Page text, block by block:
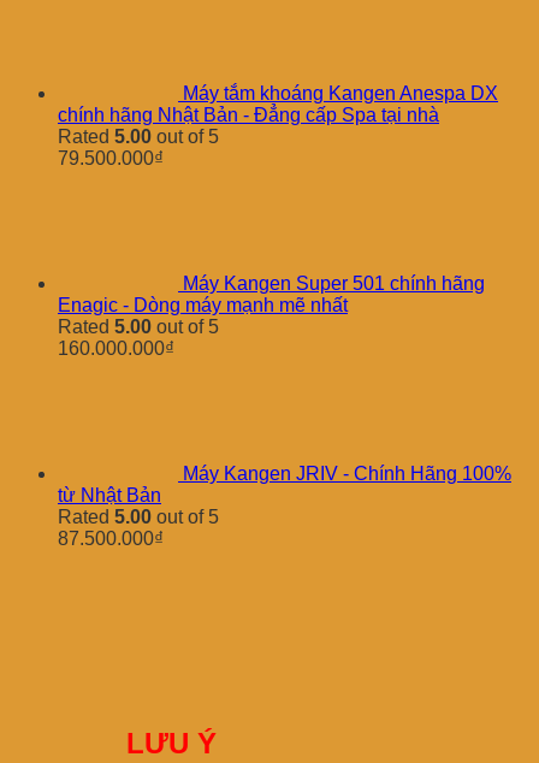
Máy tắm khoáng Kangen Anespa DX
chính hãng Nhật Bản - Đẳng cấp Spa tại nhà
Rated 5.00 out of 5
79.500.000₫
Máy Kangen Super 501 chính hãng
Enagic - Dòng máy mạnh mẽ nhất
Rated 5.00 out of 5
160.000.000₫
Máy Kangen JRIV - Chính Hãng 100%
từ Nhật Bản
Rated 5.00 out of 5
87.500.000₫
LƯU Ý